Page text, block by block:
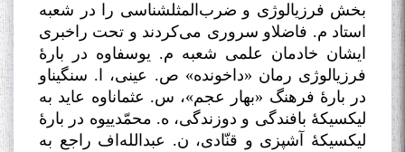
بخش فرزیالوژی و ضرب‌المثلشناسی را در شعبه
استاد م. فاضلاو سروری می‌کردند و تحت راخبری
ایشان خادمان علمی شعبه م. یوسفاوه در بارۀ
فرزیالوژی رمان «داخونده» ص. عینی، ا. سنگیناو
در بارۀ فرهنگ «بهار عجم»، س. عثماناوه عاید به
لیکسیکۀ بافندگی و دوزندگی، ه. محمّدییوه در بارۀ
لیکسیکۀ آشپزی و قنّادی، ن. عبدالله‌اف راجع به